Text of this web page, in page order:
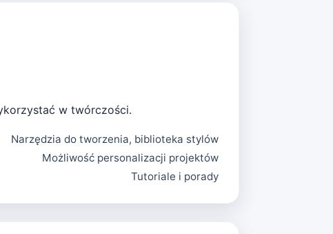
w twórczości.
Narzędzia do tworzenia, biblioteka stylów
Możliwość personalizacji projektów
Tutoriale i porady